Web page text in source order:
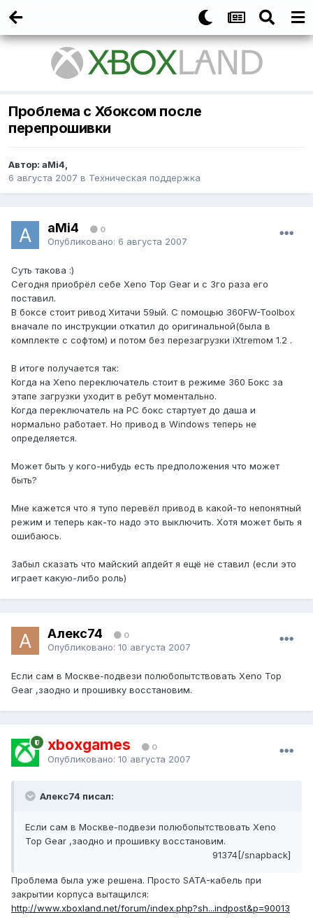
Проблема с Хбоксом после
перепрошивки
Автор: aMi4,
6 августа 2007 в Техническая поддержка
aMi4 0
Опубликовано: 6 августа 2007
Суть такова :)
Сегодня приобрёл себе Xeno Top Gear и с 3го раза его
поставил.
В боксе стоит ривод Хитачи 59ый. С помощью 360FW-Toolbox
вначале по инструкции откатил до оригинальной(была в
комплекте с софтом) и потом без перезагрузки iXtremом 1.2 .
В итоге получается так:
Когда на Xeno переключатель стоит в режиме 360 Бокс за
этапе загрузки уходит в ребут моментально.
Когда переключатель на PC бокс стартует до даша и
нормально работает. Но привод в Windows теперь не
определяется.
Может быть у кого-нибудь есть предположения что может
быть?
Мне кажется что я тупо перевёл привод в какой-то непонятный
режим и теперь как-то надо это выключить. Хотя может быть я
ошибаюсь.
Забыл сказать что майский апдейт я ещё не ставил (если это
играет какую-либо роль)
Алекс74 0
Опубликовано: 10 августа 2007
Если сам в Москве-подвези полюбопытствовать Xeno Top
Gear ,заодно и прошивку восстановим.
xboxgames 0
Опубликовано: 10 августа 2007
Алекс74 писал:
Если сам в Москве-подвези полюбопытствовать Xeno
Top Gear ,заодно и прошивку восстановим.
91374[/snapback]
Проблема была уже решена. Просто SATA-кабель при
закрытии корпуса вытащился:
http://www.xboxland.net/forum/index.php?sh...indpost&p=90013